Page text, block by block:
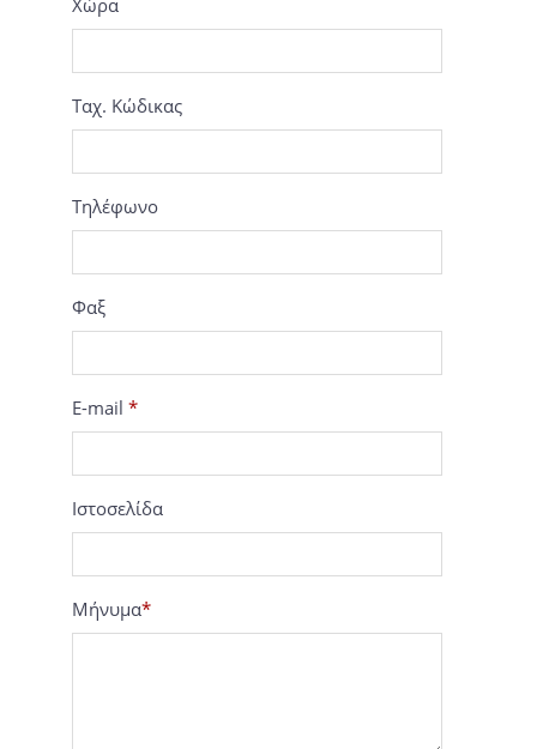
Χώρα
Ταχ. Κώδικας
Τηλέφωνο
Φαξ
E-mail *
Ιστοσελίδα
Μήνυμα*